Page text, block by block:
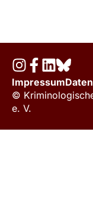
Impressum
©
e. V.